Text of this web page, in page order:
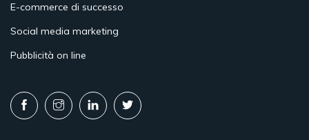
E-commerce di successo
Social media marketing
Pubblicità on line